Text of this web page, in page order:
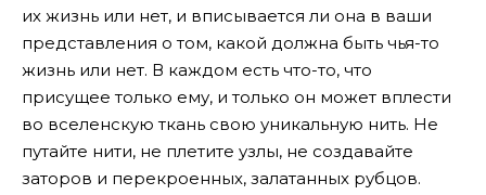
их жизнь или нет, и вписывается ли она в ваши
представления о том, какой должна быть чья-то
жизнь или нет. В каждом есть что-то, что
присущее только ему, и только он может вплести
во вселенскую ткань свою уникальную нить. Не
путайте нити, не плетите узлы, не создавайте
заторов и перекроенных, залатанных рубцов.